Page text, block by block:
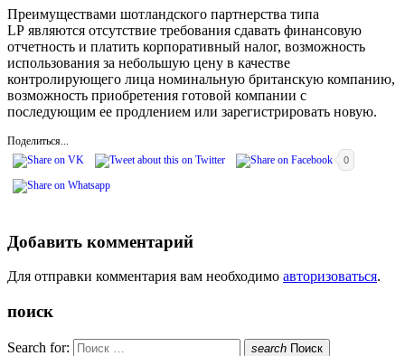
Преимуществами шотландского партнерства типа
LP являются отсутствие требования сдавать финансовую
отчетность и платить корпоративный налог, возможность
использования за небольшую цену в качестве
контролирующего лица номинальную британскую компанию,
возможность приобретения готовой компании с
последующим ее продлением или зарегистрировать новую.
Поделиться...
0
Добавить комментарий
Для отправки комментария вам необходимо авторизоваться.
поиск
Search for: search Поиск